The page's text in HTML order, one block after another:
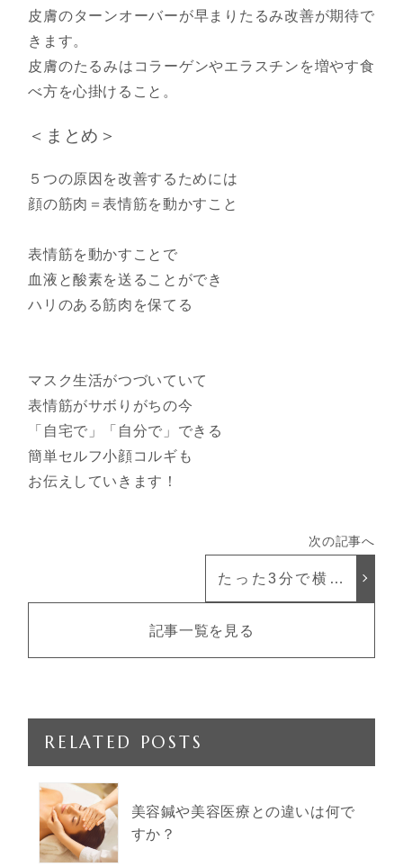
皮膚のターンオーバーが早まりたるみ改善が期待で
きます。
皮膚のたるみはコラーゲンやエラスチンを増やす食
べ方を心掛けること。
＜まとめ＞
５つの原因を改善するためには
顔の筋肉＝表情筋を動かすこと
表情筋を動かすことで
血液と酸素を送ることができ
ハリのある筋肉を保てる
マスク生活がつづいていて
表情筋がサボりがちの今
「自宅で」「自分で」できる
簡単セルフ小顔コルギも
お伝えしていきます！
たった3分で横顔
美人！セルフ小顔
コルギ
記事一覧を見る
RELATED POSTS
美容鍼や美容医療との違いは何で
すか？